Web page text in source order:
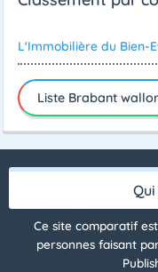
L'Immobilière du Bien-
Liste Brabant
Ce site comparatif
personnes faisant